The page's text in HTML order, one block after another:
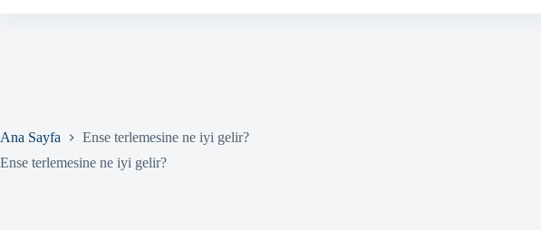
Ana Sayfa
Ense terlemesine ne iyi gelir?
Ense terlemesine ne iyi gelir?